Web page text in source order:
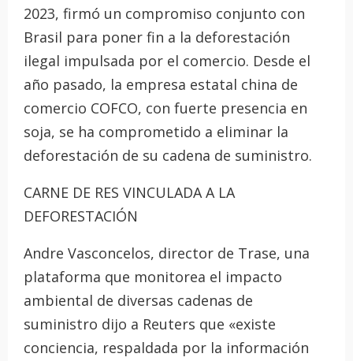
2023, firmó un compromiso conjunto con
Brasil para poner fin a la deforestación
ilegal impulsada por el comercio. Desde el
año pasado, la empresa estatal china de
comercio COFCO, con fuerte presencia en
soja, se ha comprometido a eliminar la
deforestación de su cadena de suministro.
CARNE DE RES VINCULADA A LA
DEFORESTACIÓN
Andre Vasconcelos, director de Trase, una
plataforma que monitorea el impacto
ambiental de diversas cadenas de
suministro dijo a Reuters que «existe
conciencia, respaldada por la información